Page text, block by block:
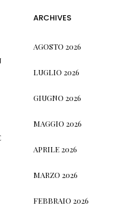
ARCHIVES
AGOSTO 2026
LUGLIO 2026
GIUGNO 2026
MAGGIO 2026
APRILE 2026
MARZO 2026
FEBBRAIO 2026